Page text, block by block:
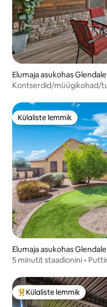
Elumaja asukohas Glendale
Kontserdid/müügikohad/
Külaliste lemmik
Külaliste lemmik
Elumaja asukohas Glendale
5 minutit staadionini •
Külaliste suur lemmik
Külaliste lemmik